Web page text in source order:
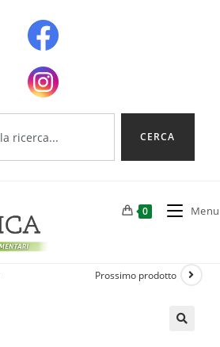
CERCA
0 Menu
Prossimo prodotto